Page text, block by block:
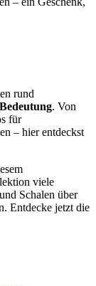
rund
. Von
für
– hier entdeckst
viele
Schalen über
Entdecke jetzt die